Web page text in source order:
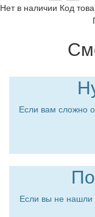
Нет в наличии Код
Если вам сложно
Если вы не нашли